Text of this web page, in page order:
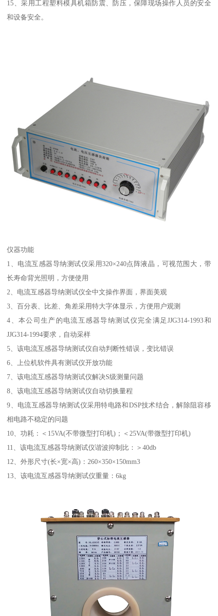
15、采用工程塑料模具机箱防震、防压，保障现场操作人员的安全
和设备安全。
仪器功能
1、电流互感器导纳测试仪采用320×240点阵液晶，可视范围大，带
长寿命背光照明，方便使用
2、电流互感器导纳测试仪全中文操作界面，界面美观
3、百分表、比差、角差采用特大字体显示，方便用户观测
4、本公司生产的电流互感器导纳测试仪完全满足JJG314-1993和
JJG314-1994要求，自动采样
5、该电流互感器导纳测试仪自动判断性错误，变比错误
6、上位机软件具有测试仪开放功能
7、该电流互感器导纳测试仪解决S级测量问题
8、该电流互感器导纳测试仪自动切换量程
9、电流互感器导纳测试仪采用特电路和DSP技术结合，解除阻容移
相电路不稳定的问题
10、功耗：＜15VA(不带微型打印机)；＜25VA(带微型打印机)
11、该电流互感器导纳测试仪谐波抑制比：＞40db
12、外形尺寸(长×宽×高)：260×350×150mm3
13、该电流互感器导纳测试仪重量：6kg